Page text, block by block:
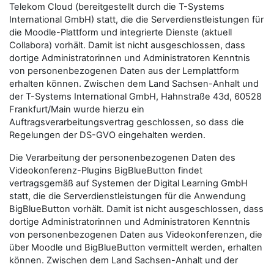
Telekom Cloud (bereitgestellt durch die T-Systems
International GmbH) statt, die die Serverdienstleistungen für
die Moodle-Plattform und integrierte Dienste (aktuell
Collabora) vorhält. Damit ist nicht ausgeschlossen, dass
dortige Administratorinnen und Administratoren Kenntnis
von personenbezogenen Daten aus der Lernplattform
erhalten können. Zwischen dem Land Sachsen-Anhalt und
der T-Systems International GmbH, Hahnstraße 43d, 60528
Frankfurt/Main wurde hierzu ein
Auftragsverarbeitungsvertrag geschlossen, so dass die
Regelungen der DS-GVO eingehalten werden.
Die Verarbeitung der personenbezogenen Daten des
Videokonferenz-Plugins BigBlueButton findet
vertragsgemäß auf Systemen der Digital Learning GmbH
statt, die die Serverdienstleistungen für die Anwendung
BigBlueButton vorhält. Damit ist nicht ausgeschlossen, dass
dortige Administratorinnen und Administratoren Kenntnis
von personenbezogenen Daten aus Videokonferenzen, die
über Moodle und BigBlueButton vermittelt werden, erhalten
können. Zwischen dem Land Sachsen-Anhalt und der